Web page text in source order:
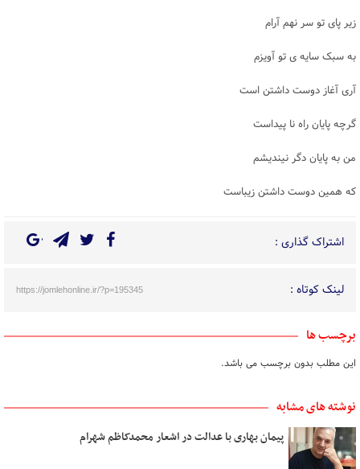
زیر پای تو سر نهم آرام
به سبک سایه ی تو آویزم
آری آغاز دوست داشتن است
گرچه پایان راه نا پیداست
من به پایان دگر نیندیشم
که همین دوست داشتن زیباست
اشتراک گذاری :
لینک کوتاه : https://jomlehonline.ir/?p=195345
برچسب ها
این مطلب بدون برچسب می باشد.
نوشته های مشابه
پیمان بهاری با عدالت در اشعار محمدکاظم شهرام